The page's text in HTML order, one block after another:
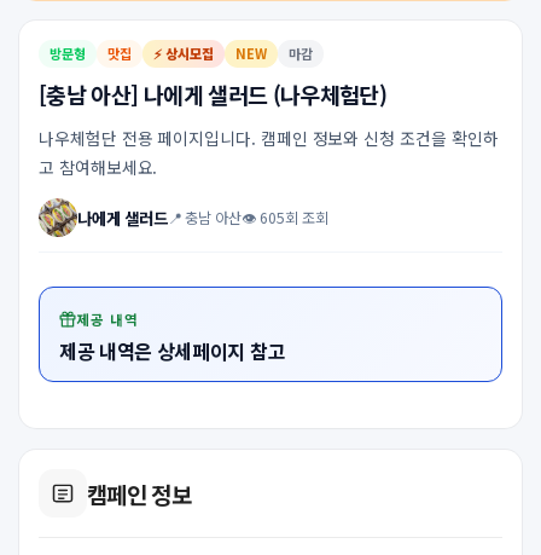
방문형 맛집 ⚡ 상시모집 NEW 마감
[충남 아산] 나에게 샐러드 (나우체험단)
나우체험단 전용 페이지입니다. 캠페인 정보와 신청 조건을 확인하
고 참여해보세요.
나에게 샐러드📍 충남 아산👁 605회 조회
제공 내역
제공 내역은 상세페이지 참고
캠페인 정보